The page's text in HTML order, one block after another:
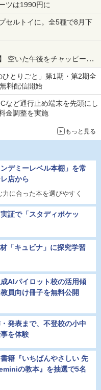
ツは1990円に
セルトイに。全5種で8月下
空いた午後をチャッピーに
とりごと」第1期・第2期全
料配信開始
など通行止め端末を先頭にし
金調整を実施
もっと見る
デミーレベル本棚」を常
店から
に合った本を選びやすく
証で「スタディポケッ
「キュビナ」に探究学習
AIパイロット校の活用傾
員向け冊子を無料公開
発表まで、不登校の小中
を体験
書籍『いちばんやさしい 先
の教本』を抽選で5名